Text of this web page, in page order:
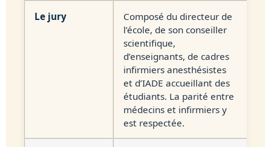
Le jury
Composé du directeur de
l’école, de son conseiller
scientifique,
d’enseignants, de cadres
infirmiers anesthésistes
et d’IADE accueillant des
étudiants. La parité entre
médecins et infirmiers y
est respectée.